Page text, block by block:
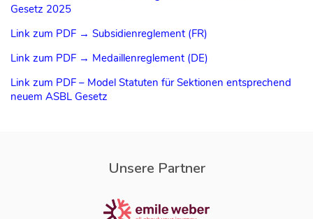
Gesetz 2025
Link zum PDF → Subsidienreglement (FR)
Link zum PDF → Medaillenreglement (DE)
Link zum PDF – Model Statuten für Sektionen entsprechend
neuem ASBL Gesetz
Unsere Partner